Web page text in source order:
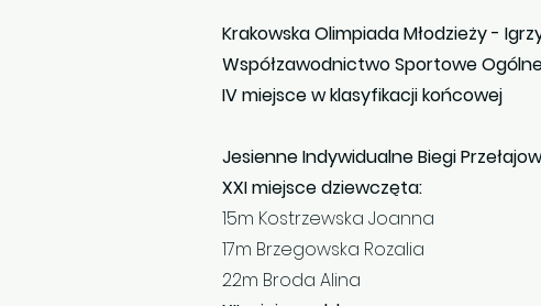
Krakowska Olimpiada Młodzieży -
Współzawodnictwo Sportowe
IV miejsce w klasyfikacji końcowej
Jesienne Indywidualne Biegi
XXI miejsce dziewczęta:
15m Kostrzewska Joanna
17m Brzegowska Rozalia
22m Broda Alina